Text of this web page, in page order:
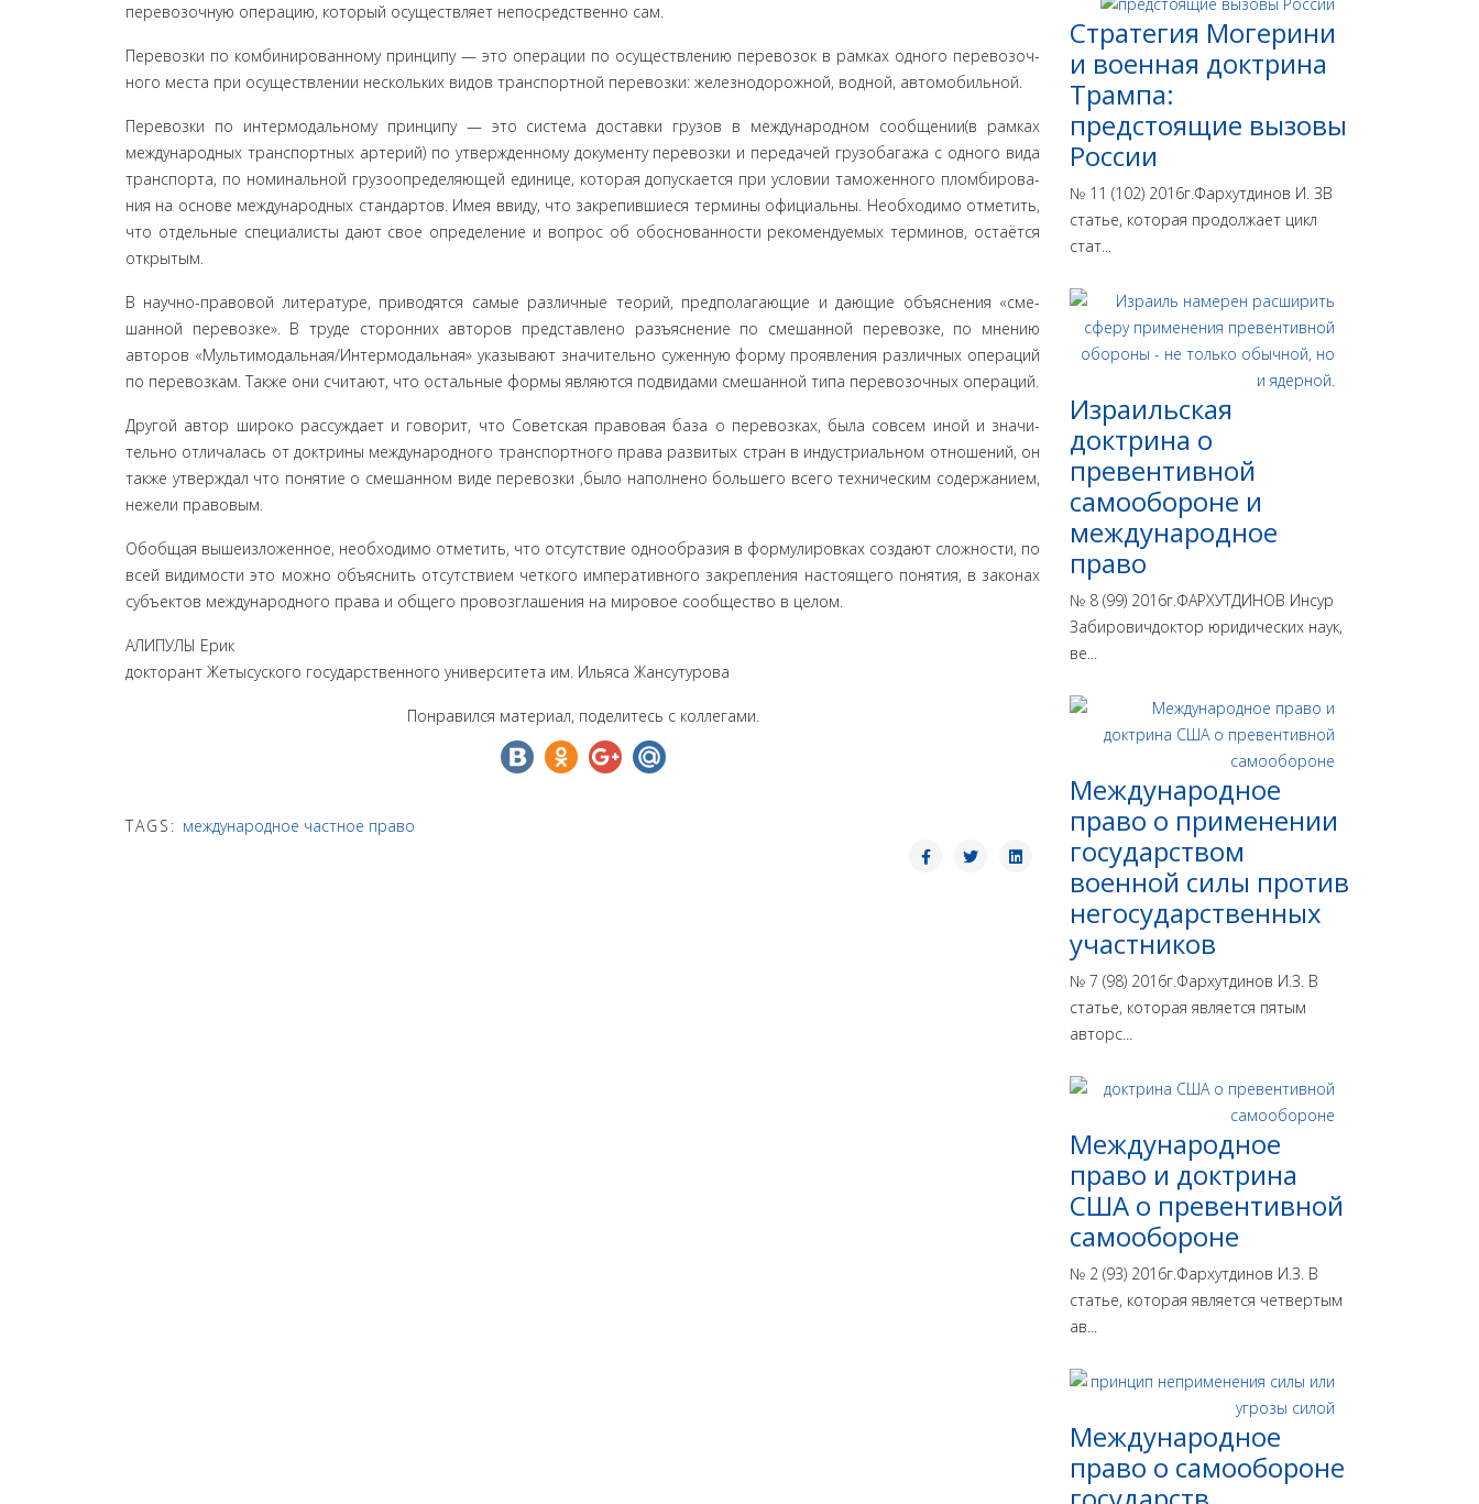
перевозоч­ную операцию, который осуществляет непосредственно сам.
Перевозки по комбинированному принципу — это опера­ции по осуществлению перевозок в рамках одного перевозоч­
ного места при осуществлении нескольких видов транспорт­ной перевозки: железнодорожной, водной, автомобильной.
Перевозки по интермодальному принципу — это систе­ма доставки грузов в международном сообщении(в рамках
международных транспортных артерий) по утвержденному документу перевозки и передачей грузобагажа с одного вида
транспорта, по номинальной грузоопределяющей единице, которая допускается при условии таможенного пломбирова­
ния на основе международных стандартов. Имея ввиду, что закрепившиеся термины официальны. Необходимо отметить,
что отдельные специалисты дают свое определение и вопрос об обоснованности рекомендуемых терминов, остаётся
откры­тым.
В научно-правовой литературе, приводятся самые раз­личные теорий, предполагающие и дающие объяснения «сме­
шанной перевозке». В труде сторонних авторов представлено разъяснение по смешанной перевозке, по мнению
авторов «Мультимодальная/Интермодальная» указывают значительно суженную форму проявления различных операций
по перевозкам. Также они считают, что остальные формы являются подвидами смешанной типа перевозочных операций.
Другой автор широко рассуждает и говорит, что Совет­ская правовая база о перевозках, была совсем иной и значи­
тельно отличалась от доктрины международного транспорт­ного права развитых стран в индустриальном отношений, он
также утверждал что понятие о смешанном виде перевозки ,было наполнено большего всего техническим содержанием,
нежели правовым.
Обобщая вышеизложенное, необходимо отметить, что отсутствие однообразия в формулировках создают сложности, по
всей видимости это можно объяснить отсутствием четкого императивного закрепления настоящего понятия, в законах
субъектов международного права и общего провозглашения на мировое сообщество в целом.
АЛИПУЛЫ Ерик
докторант Жетысуского государственного университета им. Ильяса Жансутурова
Понравился материал, поделитесь с коллегами.
TAGS: международное частное право
Стратегия Могерини
и военная доктрина
Трампа:
предстоящие вызовы
России
№ 11 (102) 2016г.Фархутдинов И. ЗВ
статье, которая продолжает цикл
стат...
Израильская
доктрина o
превентивной
самообороне и
международное
право
№ 8 (99) 2016г.ФАРХУТДИНОВ Инсур
Забировичдоктор юридических наук,
ве...
Международное
право о применении
государством
военной силы против
негосударственных
участников
№ 7 (98) 2016г.Фархутдинов И.З. В
статье, которая является пятым
авторс...
Международное
право и доктрина
США о превентивной
самообороне
№ 2 (93) 2016г.Фархутдинов И.З. В
статье, которая является четвертым
ав...
Международное
право о самообороне